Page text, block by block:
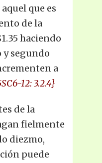
que es
de la
haciendo
y segundo
a
12: 3.2.4}
de la
fielmente
diezmo,
puede